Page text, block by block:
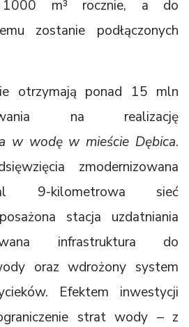
1000 m³ rocznie, a do
zostanie podłączonych
otrzymają ponad 15 mln
na realizację
w wodę w mieście Dębica.
zmodernizowana
9-kilometrowa sieć
stacja uzdatniania
infrastruktura do
oraz wdrożony system
Efektem inwestycji
strat wody – z